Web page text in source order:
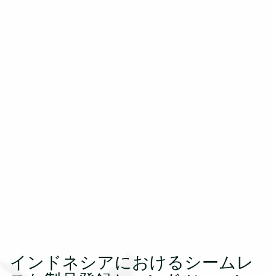
インドネシアにおけるシームレ